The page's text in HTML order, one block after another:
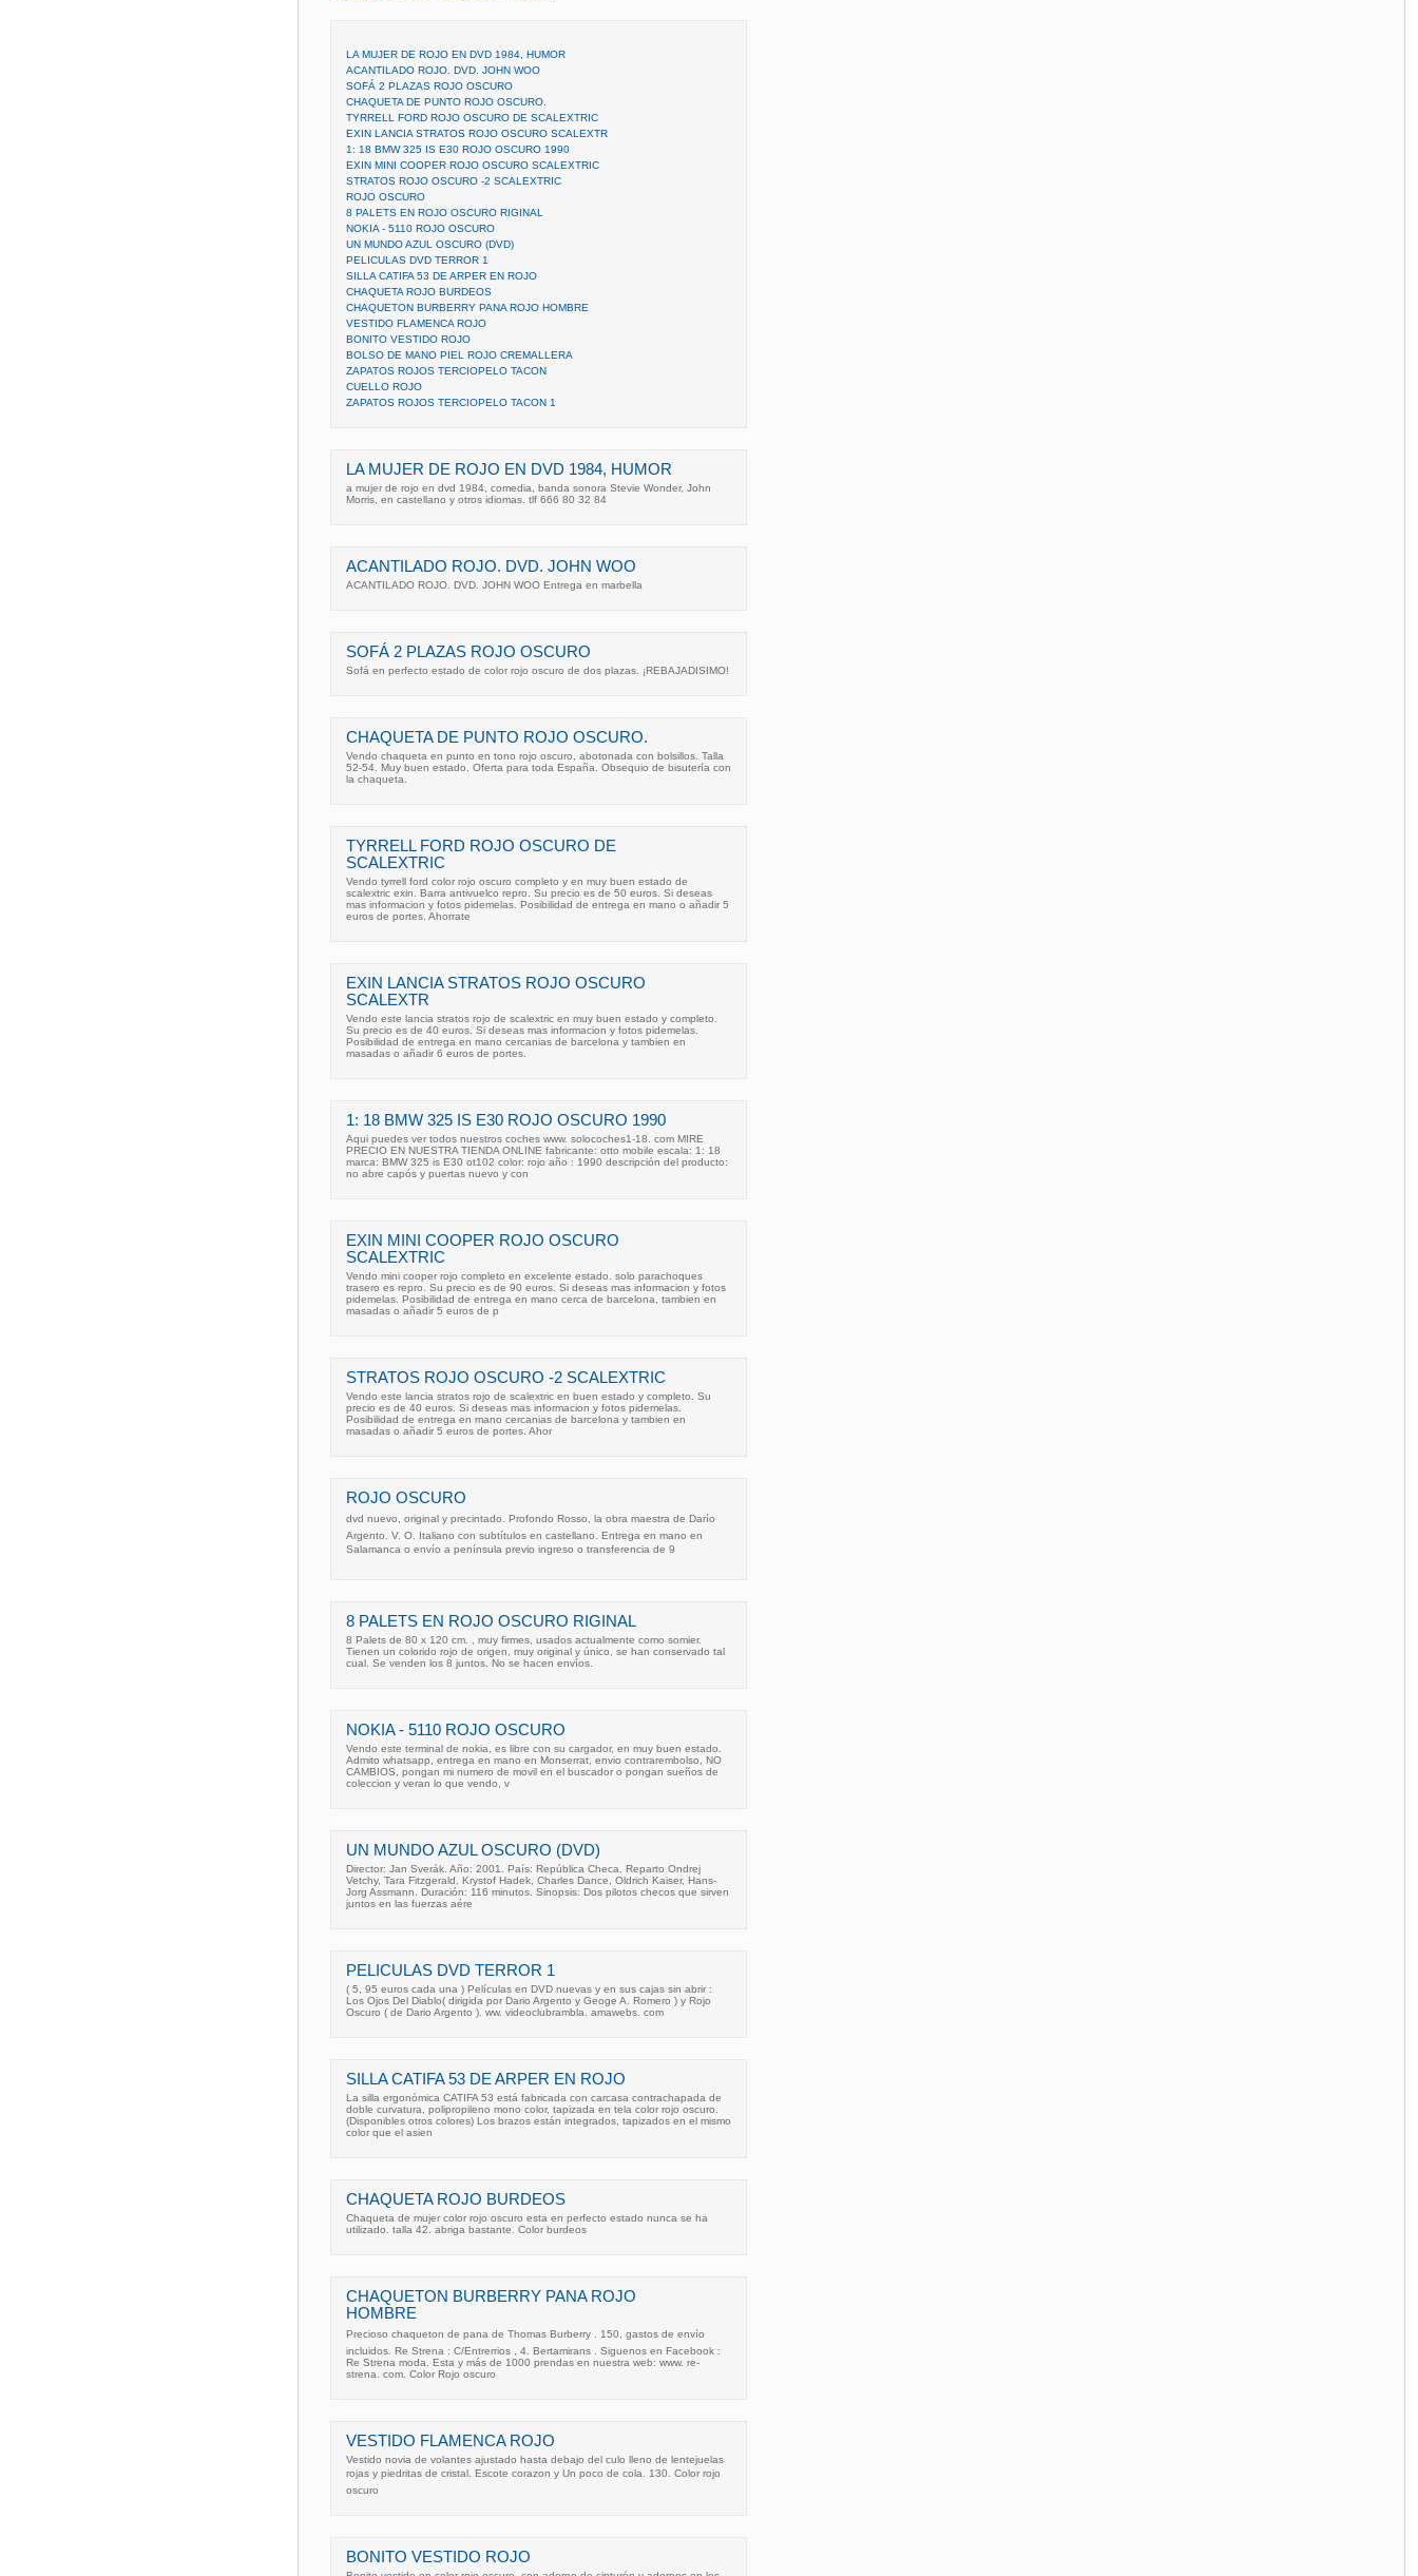
LA MUJER DE ROJO EN DVD 1984, HUMOR
ACANTILADO ROJO. DVD. JOHN WOO
SOFÁ 2 PLAZAS ROJO OSCURO
CHAQUETA DE PUNTO ROJO OSCURO.
TYRRELL FORD ROJO OSCURO DE SCALEXTRIC
EXIN LANCIA STRATOS ROJO OSCURO SCALEXTR
1: 18 BMW 325 IS E30 ROJO OSCURO 1990
EXIN MINI COOPER ROJO OSCURO SCALEXTRIC
STRATOS ROJO OSCURO -2 SCALEXTRIC
ROJO OSCURO
8 PALETS EN ROJO OSCURO RIGINAL
NOKIA - 5110 ROJO OSCURO
UN MUNDO AZUL OSCURO (DVD)
PELICULAS DVD TERROR 1
SILLA CATIFA 53 DE ARPER EN ROJO
CHAQUETA ROJO BURDEOS
CHAQUETON BURBERRY PANA ROJO HOMBRE
VESTIDO FLAMENCA ROJO
BONITO VESTIDO ROJO
BOLSO DE MANO PIEL ROJO CREMALLERA
ZAPATOS ROJOS TERCIOPELO TACON
CUELLO ROJO
ZAPATOS ROJOS TERCIOPELO TACON 1
LA MUJER DE ROJO EN DVD 1984, HUMOR
a mujer de rojo en dvd 1984, comedia, banda sonora Stevie Wonder, John
Morris, en castellano y otros idiomas. tlf 666 80 32 84
ACANTILADO ROJO. DVD. JOHN WOO
ACANTILADO ROJO. DVD. JOHN WOO Entrega en marbella
SOFÁ 2 PLAZAS ROJO OSCURO
Sofá en perfecto estado de color rojo oscuro de dos plazas. ¡REBAJADISIMO!
CHAQUETA DE PUNTO ROJO OSCURO.
Vendo chaqueta en punto en tono rojo oscuro, abotonada con bolsillos. Talla
52-54. Muy buen estado. Oferta para toda España. Obsequio de bisutería con
la chaqueta.
TYRRELL FORD ROJO OSCURO DE
SCALEXTRIC
Vendo tyrrell ford color rojo oscuro completo y en muy buen estado de
scalextric exin. Barra antivuelco repro. Su precio es de 50 euros. Si deseas
mas informacion y fotos pidemelas. Posibilidad de entrega en mano o añadir 5
euros de portes. Ahorrate
EXIN LANCIA STRATOS ROJO OSCURO
SCALEXTR
Vendo este lancia stratos rojo de scalextric en muy buen estado y completo.
Su precio es de 40 euros. Si deseas mas informacion y fotos pidemelas.
Posibilidad de entrega en mano cercanias de barcelona y tambien en
masadas o añadir 6 euros de portes.
1: 18 BMW 325 IS E30 ROJO OSCURO 1990
Aqui puedes ver todos nuestros coches www. solocoches1-18. com MIRE
PRECIO EN NUESTRA TIENDA ONLINE fabricante: otto mobile escala: 1: 18
marca: BMW 325 is E30 ot102 color: rojo año : 1990 descripción del producto:
no abre capós y puertas nuevo y con
EXIN MINI COOPER ROJO OSCURO
SCALEXTRIC
Vendo mini cooper rojo completo en excelente estado. solo parachoques
trasero es repro. Su precio es de 90 euros. Si deseas mas informacion y fotos
pidemelas. Posibilidad de entrega en mano cerca de barcelona, tambien en
masadas o añadir 5 euros de p
STRATOS ROJO OSCURO -2 SCALEXTRIC
Vendo este lancia stratos rojo de scalextric en buen estado y completo. Su
precio es de 40 euros. Si deseas mas informacion y fotos pidemelas.
Posibilidad de entrega en mano cercanias de barcelona y tambien en
masadas o añadir 5 euros de portes. Ahor
ROJO OSCURO
dvd nuevo, original y precintado. Profondo Rosso, la obra maestra de Darío
Argento. V. O. Italiano con subtítulos en castellano. Entrega en mano en
Salamanca o envío a península previo ingreso o transferencia de 9
8 PALETS EN ROJO OSCURO RIGINAL
8 Palets de 80 x 120 cm. , muy firmes, usados actualmente como somier.
Tienen un colorido rojo de origen, muy original y único, se han conservado tal
cual. Se venden los 8 juntos. No se hacen envíos.
NOKIA - 5110 ROJO OSCURO
Vendo este terminal de nokia, es libre con su cargador, en muy buen estado.
Admito whatsapp, entrega en mano en Monserrat, envio contrarembolso, NO
CAMBIOS, pongan mi numero de movil en el buscador o pongan sueños de
coleccion y veran lo que vendo, v
UN MUNDO AZUL OSCURO (DVD)
Director: Jan Sverák. Año: 2001. País: República Checa. Reparto Ondrej
Vetchy, Tara Fitzgerald, Krystof Hadek, Charles Dance, Oldrich Kaiser, Hans-
Jorg Assmann. Duración: 116 minutos. Sinopsis: Dos pilotos checos que sirven
juntos en las fuerzas aére
PELICULAS DVD TERROR 1
( 5, 95 euros cada una ) Películas en DVD nuevas y en sus cajas sin abrir :
Los Ojos Del Diablo( dirigida por Dario Argento y Geoge A. Romero ) y Rojo
Oscuro ( de Dario Argento ). ww. videoclubrambla. amawebs. com
SILLA CATIFA 53 DE ARPER EN ROJO
La silla ergonómica CATIFA 53 está fabricada con carcasa contrachapada de
doble curvatura, polipropileno mono color, tapizada en tela color rojo oscuro.
(Disponibles otros colores) Los brazos están integrados, tapizados en el mismo
color que el asien
CHAQUETA ROJO BURDEOS
Chaqueta de mujer color rojo oscuro esta en perfecto estado nunca se ha
utilizado. talla 42. abriga bastante. Color burdeos
CHAQUETON BURBERRY PANA ROJO
HOMBRE
Precioso chaqueton de pana de Thomas Burberry . 150, gastos de envío
incluidos. Re Strena : C/Entrerrios , 4. Bertamirans . Siguenos en Facebook :
Re Strena moda. Esta y más de 1000 prendas en nuestra web: www. re-
strena. com. Color Rojo oscuro
VESTIDO FLAMENCA ROJO
Vestido novia de volantes ajustado hasta debajo del culo lleno de lentejuelas
rojas y piedritas de cristal. Escote corazon y Un poco de cola. 130. Color rojo
oscuro
BONITO VESTIDO ROJO